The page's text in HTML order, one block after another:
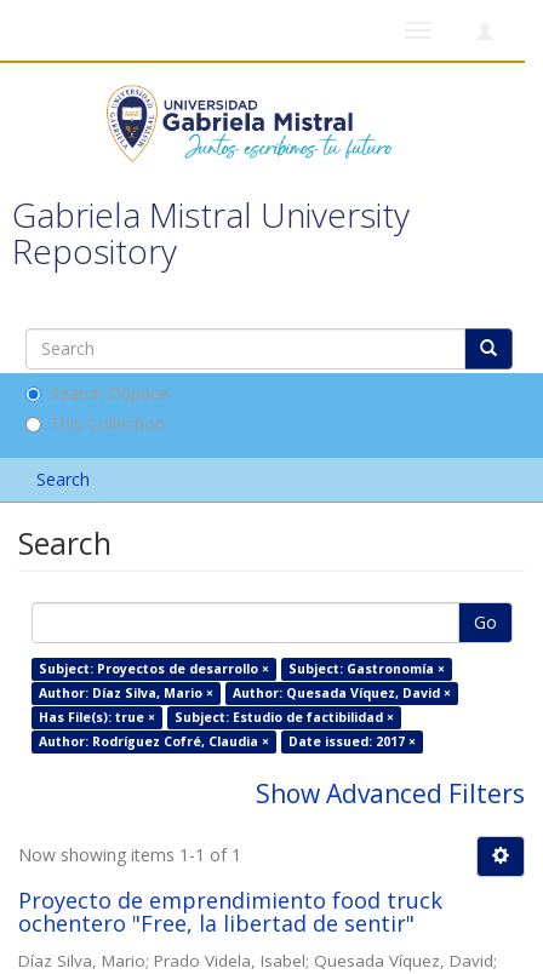
Gabriela Mistral University
Repository
Search DSpace
This Collection
Search
Search
Go
Subject: Proyectos de desarrollo ×
Subject: Gastronomía ×
Author: Díaz Silva, Mario ×
Author: Quesada Víquez, David ×
Has File(s): true ×
Subject: Estudio de factibilidad ×
Author: Rodríguez Cofré, Claudia ×
Date issued: 2017 ×
Show Advanced Filters
Now showing items 1-1 of 1
Proyecto de emprendimiento food truck
ochentero "Free, la libertad de sentir"
Díaz Silva, Mario; Prado Videla, Isabel; Quesada Víquez, David;